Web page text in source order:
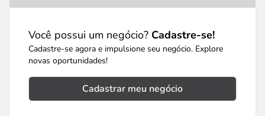
Você possui um negócio? Cadastre-se!
Cadastre-se agora e impulsione seu negócio. Explore
novas oportunidades!
Cadastrar meu negócio